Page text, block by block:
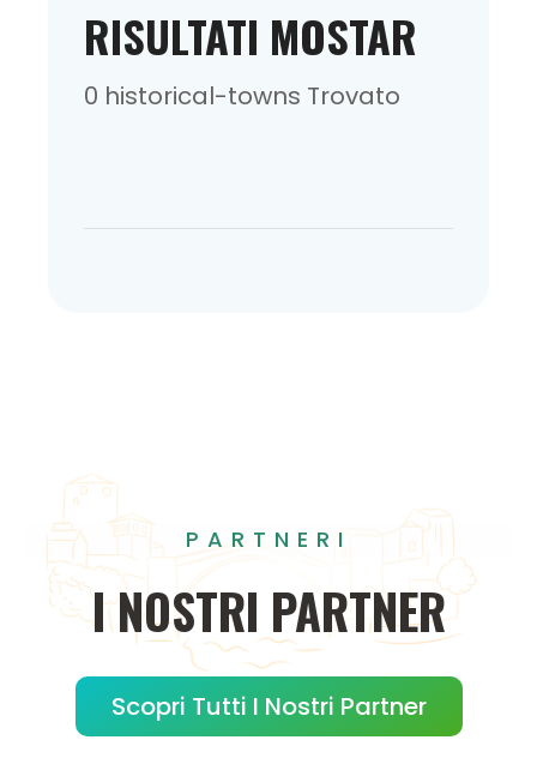
RISULTATI MOSTAR
0 historical-towns Trovato
PARTNERI
INOSTRI PARTNER
Scopri Tutti I Nostri Partner